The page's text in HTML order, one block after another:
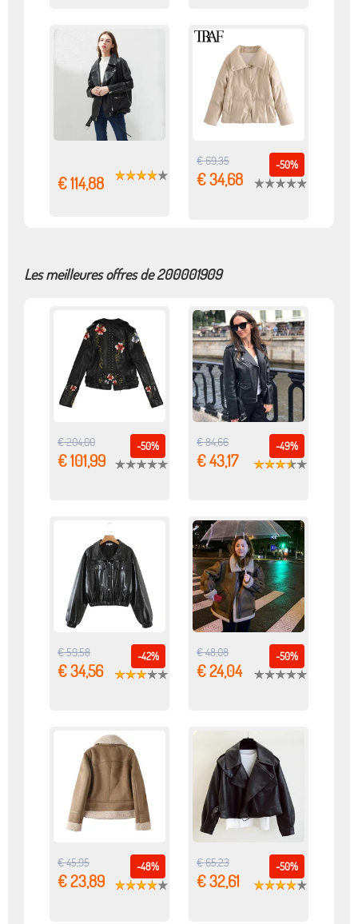
€ 114,88
-50%
€ 69,35
€ 34,68
Les meilleures offres de 200001909
-50%
€ 204,00
€ 101,99
-49%
€ 84,66
€ 43,17
-42%
€ 59,58
€ 34,56
-50%
€ 48,08
€ 24,04
-48%
€ 45,95
€ 23,89
-50%
€ 65,23
€ 32,61